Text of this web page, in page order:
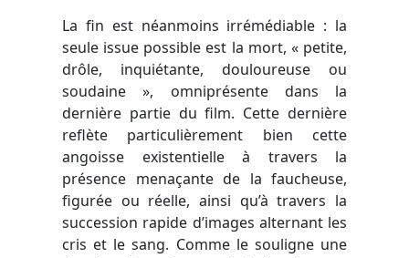
La fin est néanmoins irrémédiable : la
seule issue possible est la mort, « petite,
drôle, inquiétante, douloureuse ou
soudaine », omniprésente dans la
dernière partie du film. Cette dernière
reflète particulièrement bien cette
angoisse existentielle à travers la
présence menaçante de la faucheuse,
figurée ou réelle, ainsi qu’à travers la
succession rapide d’images alternant les
cris et le sang. Comme le souligne une